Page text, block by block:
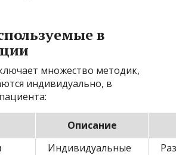
в
множество методик,
индивидуально, в
Описание
Индивидуальные